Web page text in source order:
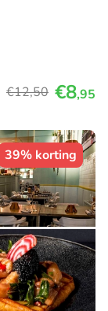
€12,50 €8,95
39% korting